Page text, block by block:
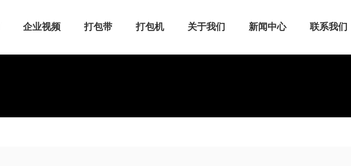
企业视频 打包带 打包机 关于我们 新闻中心 联系我们